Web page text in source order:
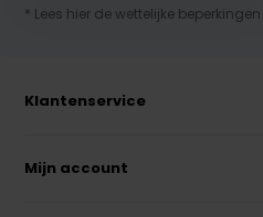
* Lees hier de wettelijke beperkingen
Klantenservice
Mijn account